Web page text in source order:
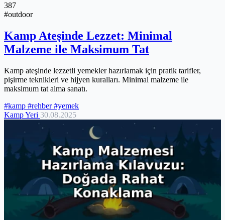
387
#outdoor
Kamp Ateşinde Lezzet: Minimal
Malzeme ile Maksimum Tat
Kamp ateşinde lezzetli yemekler hazırlamak için pratik tarifler,
pişirme teknikleri ve hijyen kuralları. Minimal malzeme ile
maksimum tat alma sanatı.
#kamp #rehber#yemek
Kamp Yeri 30.08.2025